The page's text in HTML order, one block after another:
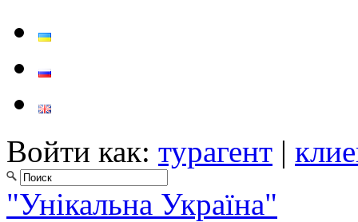
Войти как: турагент |
"Унікальна Україна"